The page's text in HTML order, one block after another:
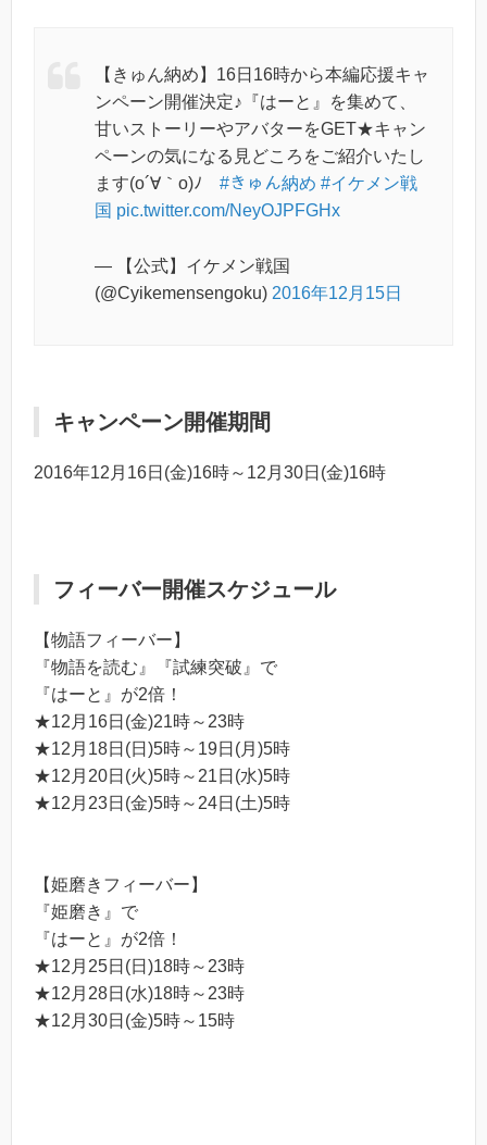
【きゅん納め】16日16時から本編応援キャ
ンペーン開催決定♪『はーと』を集めて、
甘いストーリーやアバターをGET★キャン
ペーンの気になる見どころをご紹介いたし
ます(o´∀｀o)ﾉ #きゅん納め #イケメン戦
国 pic.twitter.com/NeyOJPFGHx
— 【公式】イケメン戦国
(@Cyikemensengoku) 2016年12月15日
キャンペーン開催期間
2016年12月16日(金)16時～12月30日(金)16時
フィーバー開催スケジュール
【物語フィーバー】
『物語を読む』『試練突破』で
『はーと』が2倍！
★12月16日(金)21時～23時
★12月18日(日)5時～19日(月)5時
★12月20日(火)5時～21日(水)5時
★12月23日(金)5時～24日(土)5時
【姫磨きフィーバー】
『姫磨き』で
『はーと』が2倍！
★12月25日(日)18時～23時
★12月28日(水)18時～23時
★12月30日(金)5時～15時